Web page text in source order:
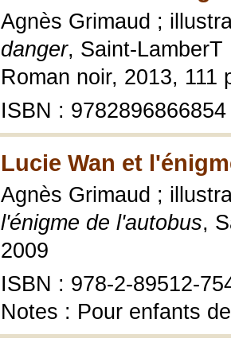
Agnès Grimaud ;
danger, Saint-
Roman noir, 2013,
ISBN : 9782896866854
Lucie Wan et
Agnès Grimaud ;
l'énigme de l'autobus,
2009
ISBN : 978-2-89512-
Notes : Pour enfants